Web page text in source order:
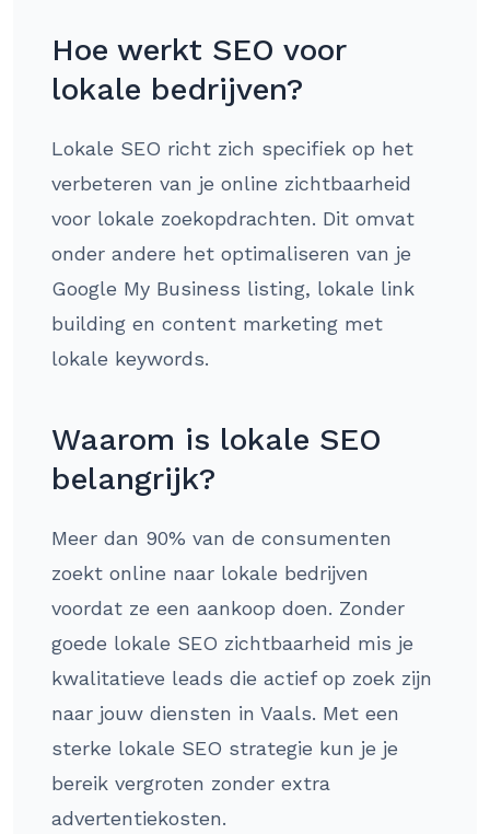
Hoe werkt SEO voor
lokale bedrijven?
Lokale SEO richt zich specifiek op het
verbeteren van je online zichtbaarheid
voor lokale zoekopdrachten. Dit omvat
onder andere het optimaliseren van je
Google My Business listing, lokale link
building en content marketing met
lokale keywords.
Waarom is lokale SEO
belangrijk?
Meer dan 90% van de consumenten
zoekt online naar lokale bedrijven
voordat ze een aankoop doen. Zonder
goede lokale SEO zichtbaarheid mis je
kwalitatieve leads die actief op zoek zijn
naar jouw diensten in Vaals. Met een
sterke lokale SEO strategie kun je je
bereik vergroten zonder extra
advertentiekosten.